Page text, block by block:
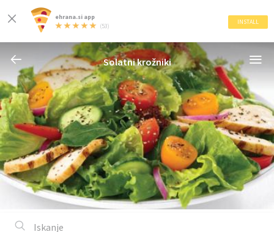
ehrana.si app
(53)
INSTALL
Solatni krožniki